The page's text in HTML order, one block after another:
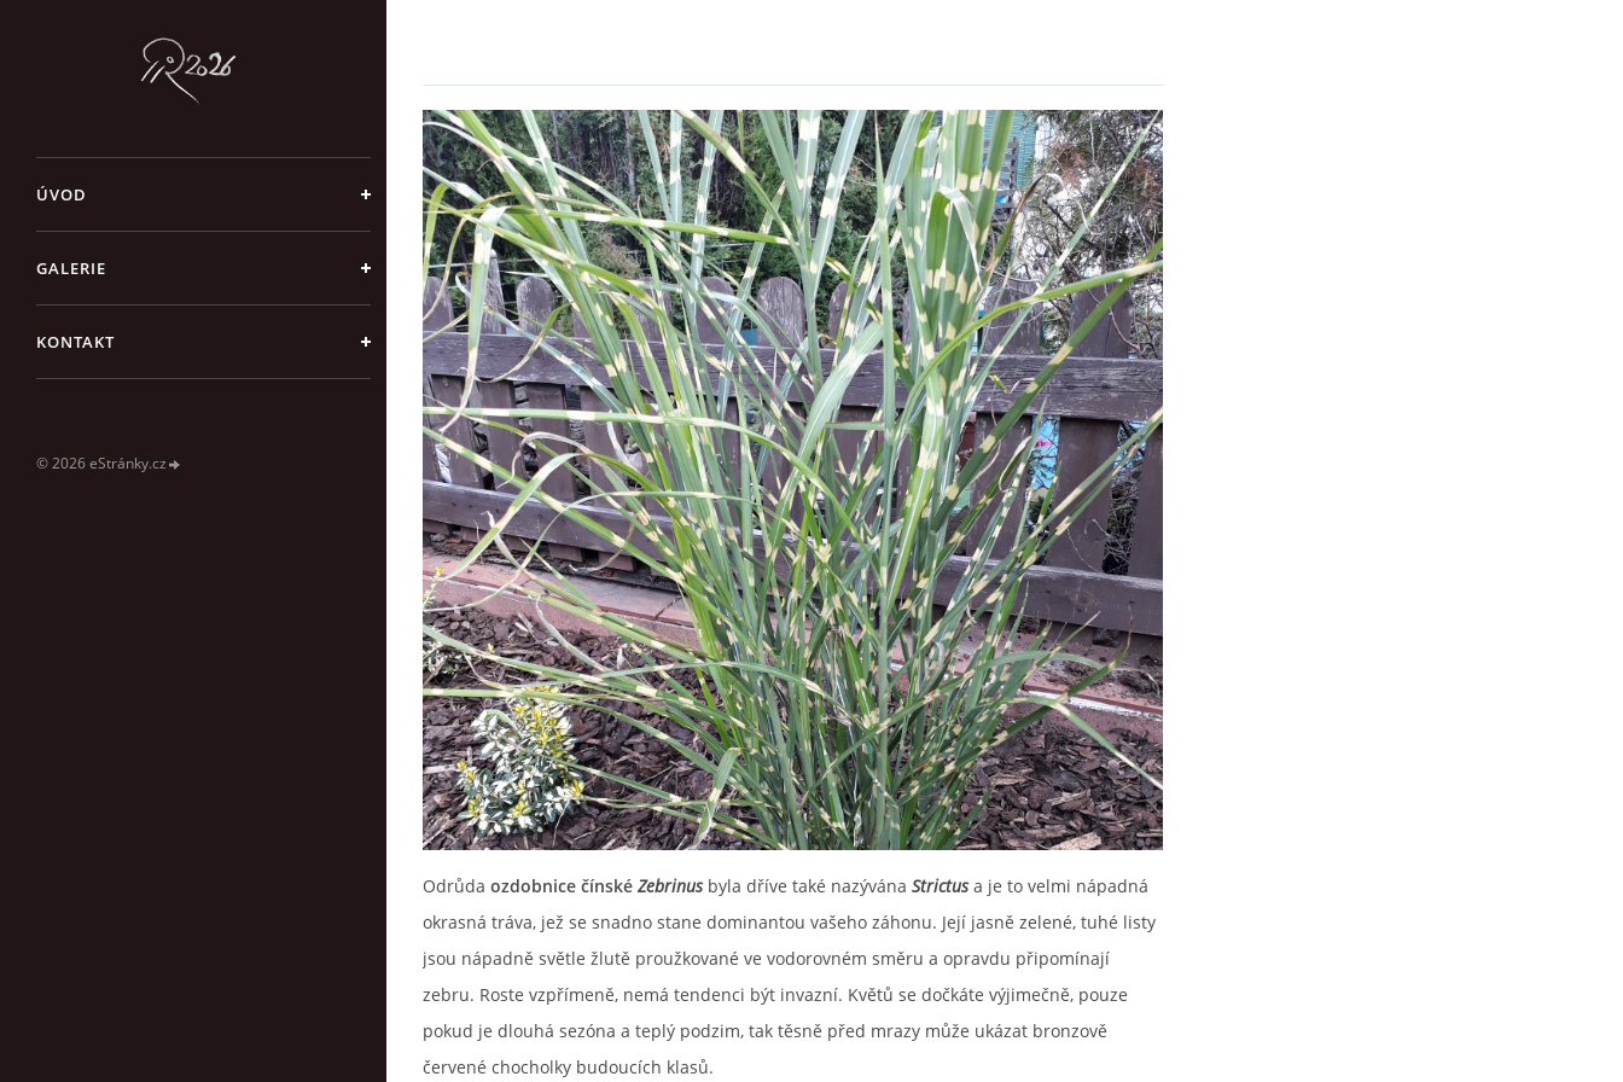
ÚVOD
GALERIE
KONTAKT
© 2026 eStránky.cz
Odrůda ozdobnice čínské Zebrinusbyla dříve také nazývána Strictusa je to velmi nápadná
okrasná tráva, jež se snadno stane dominantou vašeho záhonu. Její jasně zelené, tuhé listy
jsou nápadně světle žlutě proužkované ve vodorovném směru a opravdu připomínají
zebru. Roste vzpřímeně, nemá tendenci být invazní. Květů se dočkáte výjimečně, pouze
pokud je dlouhá sezóna a teplý podzim, tak těsně před mrazy může ukázat bronzově
červené chocholky budoucích klasů.